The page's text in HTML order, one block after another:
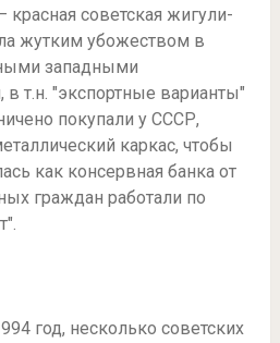
советская жигули-
жутким убожеством в
западными
в т.н. "экспортные варианты"
покупали у СССР,
каркас, чтобы
как консервная банка от
граждан работали по
год, несколько советских